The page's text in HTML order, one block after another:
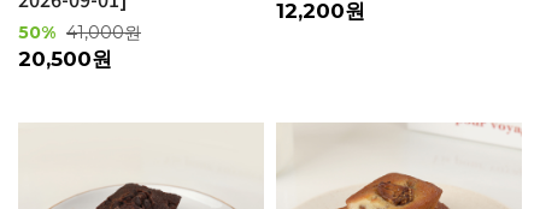
50% 41,000원
20,500원
12,200원